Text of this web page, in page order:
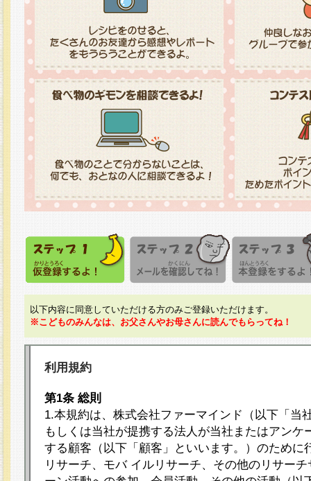
以下内容に同意していただける方のみご登録いただけます。
※こどものみんなは、お父さんやお母さんに読んでもらってね！
利用規約
第1条 総則
1.本規約は、株式会社ファーマインド（以下「当
もしくは当社が提携する法人が当社またはアンケ
する顧客（以下「顧客」といいます。）のために
リサーチ、モバ イルリサーチ、その他のリサー